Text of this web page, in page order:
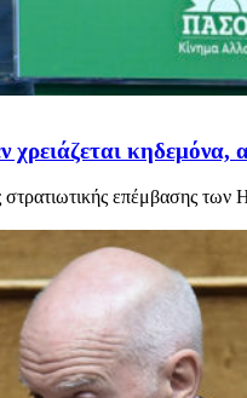
στρατιωτικής επέμβασης